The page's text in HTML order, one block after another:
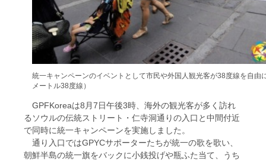
統一キャンペーンのイベントとして市民や外国人観光客が38度線を自由
メートル38度線）
GPFKoreaは8月7日午後3時、海外の観光客が多く訪れ
るソウルの伝統ストリート・仁寺洞通りの入口と中間付近
で同時に統一キャンペーンを実施しました。
通り入口ではGPYCサポーターたちが統一の歌を歌い、
朝鮮半島の統一旗をバックに小銭投げや瓶ふた当て、うち